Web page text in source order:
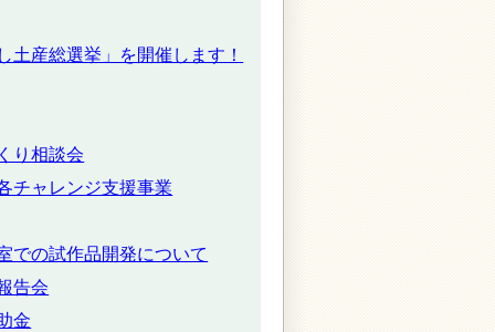
土産総選挙」を開催します！
り相談会
チャレンジ支援事業
での試作品開発について
告会
金